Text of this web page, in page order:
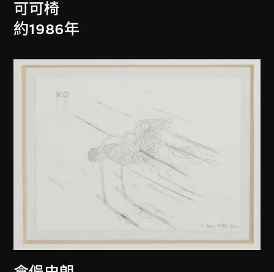
可可椅
約1986年